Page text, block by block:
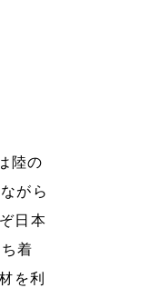
陸の
がら
日本
着
を利